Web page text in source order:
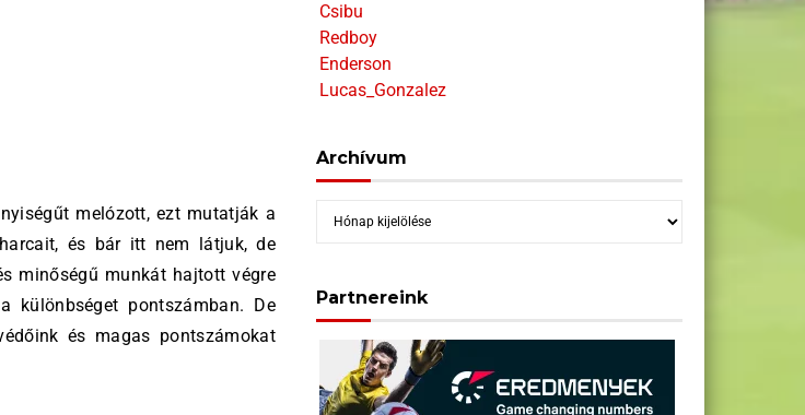
melózott, ezt mutatják a
és bár itt nem látjuk, de
minőségű munkát hajtott végre
pontszámban. De
és magas pontszámokat
Csibu
Redboy
Enderson
Lucas_Gonzalez
Archívum
Archívum
Partnereink